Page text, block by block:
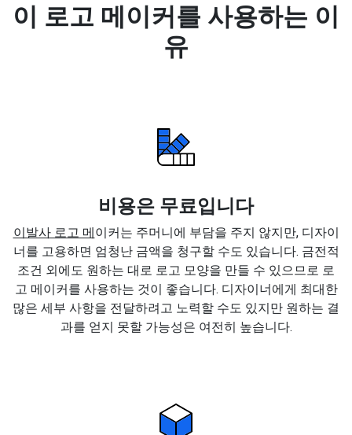
이 로고 메이커를 사용하는 이
유
비용은 무료입니다
이발사 로고 메이커는 주머니에 부담을 주지 않지만, 디자이
너를 고용하면 엄청난 금액을 청구할 수도 있습니다. 금전적
조건 외에도 원하는 대로 로고 모양을 만들 수 있으므로 로
고 메이커를 사용하는 것이 좋습니다. 디자이너에게 최대한
많은 세부 사항을 전달하려고 노력할 수도 있지만 원하는 결
과를 얻지 못할 가능성은 여전히 높습니다.